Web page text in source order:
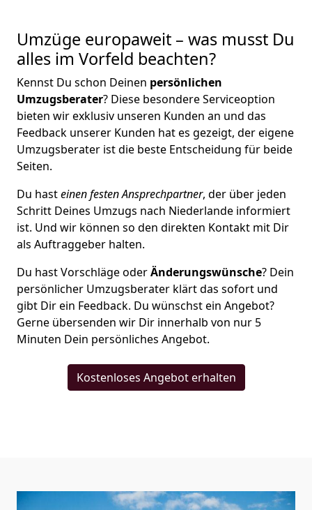
Umzüge europaweit – was musst Du
alles im Vorfeld beachten?
Kennst Du schon Deinen persönlichen
Umzugsberater? Diese besondere Serviceoption
bieten wir exklusiv unseren Kunden an und das
Feedback unserer Kunden hat es gezeigt, der eigene
Umzugsberater ist die beste Entscheidung für beide
Seiten.
Du hasteinen festen Ansprechpartner, der über jeden
Schritt Deines Umzugs nach Niederlande informiert
ist. Und wir können so den direkten Kontakt mit Dir
als Auftraggeber halten.
Du hast Vorschläge oderÄnderungswünsche? Dein
persönlicher Umzugsberater klärt das sofort und
gibt Dir ein Feedback. Du wünschst ein Angebot?
Gerne übersenden wir Dir innerhalb von nur 5
Minuten Dein persönliches Angebot.
Kostenloses Angebot erhalten